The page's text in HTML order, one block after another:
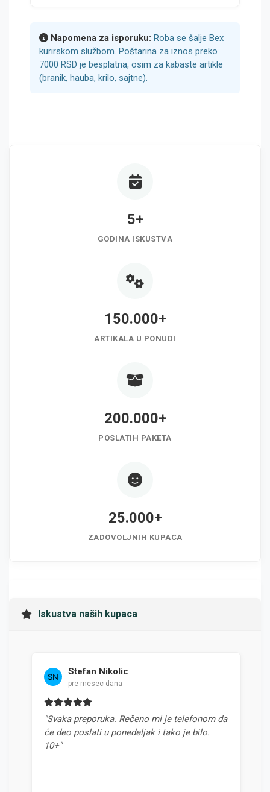
Napomena za isporuku: Roba se šalje Bex
kurirskom službom. Poštarina za iznos preko
7000 RSD je besplatna, osim za kabaste artikle
(branik, hauba, krilo, sajtne).
5+
GODINA ISKUSTVA
150.000+
ARTIKALA U PONUDI
200.000+
POSLATIH PAKETA
25.000+
ZADOVOLJNIH KUPACA
Iskustva naših kupaca
Stefan Nikolic
pre mesec dana
"Svaka preporuka. Rečeno mi je telefonom da
će deo poslati u ponedeljak i tako je bilo.